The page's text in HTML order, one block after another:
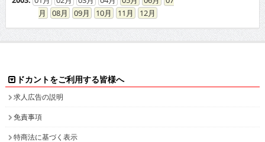
08
09 10 11 12
ドカントをご利用する皆様へ
求人広告の説明
免責事項
特商法に基づく表示